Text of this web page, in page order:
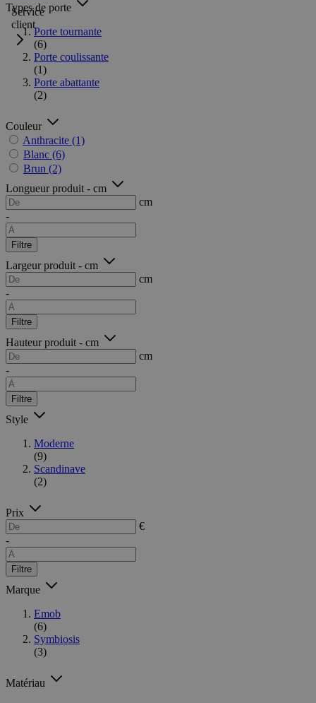
Service
client
Types de porte
Porte tournante
(6)
Porte coulissante
(1)
Porte abattante
(2)
Couleur
Anthracite (1)
Blanc (6)
Brun (2)
Longueur produit - cm
cm
-
Filtre
Largeur produit - cm
cm
-
Filtre
Hauteur produit - cm
cm
-
Filtre
Style
Moderne
(9)
Scandinave
(2)
Prix
€
-
Filtre
Marque
Emob
(6)
Symbiosis
(3)
Matériau